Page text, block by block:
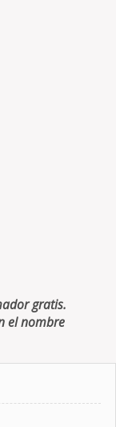
gratis.
el nombre